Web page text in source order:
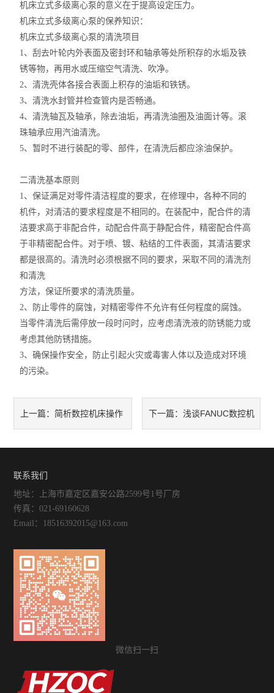
耐油特种电缆系列
数控连接器
中心出水
机床立式多级离心泵的意义在于提高设定压力。
机床立式多级离心泵的保养知识：
机床立式多级离心泵的清洗项目
1、刮去叶轮内外表面及密封环和轴承等处所积存的水垢及铁
锈等物，再用水或压缩空气清洗、吹净。
2、清洗壳体各接合表面上积存的油垢和铁锈。
3、清洗水封管并检查管内是否畅通。
4、清洗轴瓦及轴承，除去油垢，再清洗油圈及油面计等。滚
珠轴承应用汽油清洗。
5、暂时不进行装配的零、部件，在清洗后都应涂油保护。
二清洗基本原则
1、保证满足对零件清洁程度的要求，在修理中，各种不同的
机件，对清洁的要求程度是不相同的。在装配中，配合件的清
洁要求高于非配合件，动配合件高于静配合件，精密配合件高
于非精密配合件。对于喷、镀、粘结的工件表面，其清洁要求
都是很高的。清洗时必须根据不同的要求，采取不同的清洗剂
和清洗
方法，保证所要求的清洗质量。
2、防止零件的腐蚀，对精密零件不允许有任何程度的腐蚀。
当零件清洗后需停放一段时问时，应考虑清洗液的防锈能力或
考虑其他防锈措施。
3、确保操作安全，防止引起火灾或毒害人体以及造成对环境
的污染。
上一篇：简析数控机床操作 下一篇： 浅谈FANUC数控机
联系我们
地址：上海市嘉定区嘉安公路2599号1号厂房
传真：021-69160628
Email：18516392015@163.com
微信扫一扫